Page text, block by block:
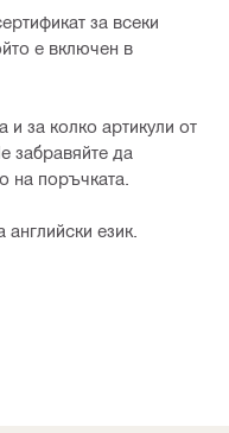
за всеки
е включен в
и за колко артикули от
забравяйте да
на поръчката.
език.